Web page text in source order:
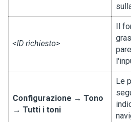
<ID richiesto>
Il
Configurazione → Tono
→ Tutti i toni
Le